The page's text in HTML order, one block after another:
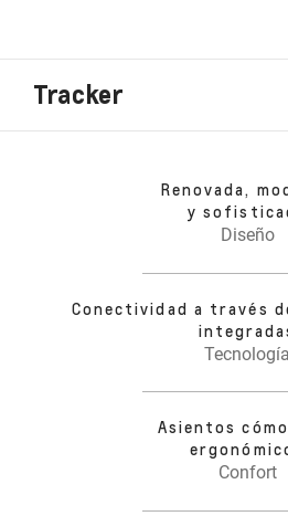
Tracker
Renovada,
y
Diseño
Conectividad a través
Tecnología
Asientos
Confort